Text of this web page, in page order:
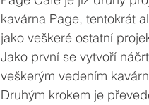
kavárna Page, tentokrát
jako veškeré ostatní
Jako první se vytvoří
veškerým vedením
Druhým krokem je